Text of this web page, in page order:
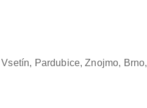
Pardubice, Znojmo, Brno,